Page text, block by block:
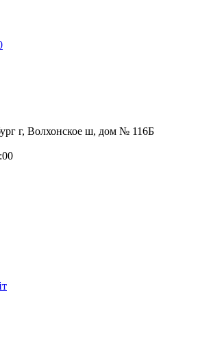
г, Волхонское ш, дом № 116Б